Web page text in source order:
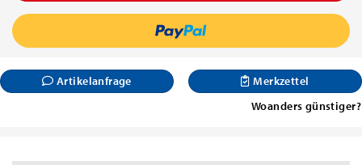
Artikelanfrage
Merkzettel
Woanders günstiger?